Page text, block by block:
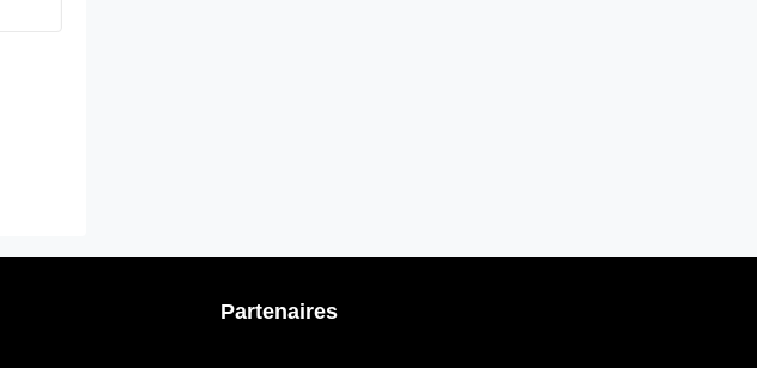
Partenaires